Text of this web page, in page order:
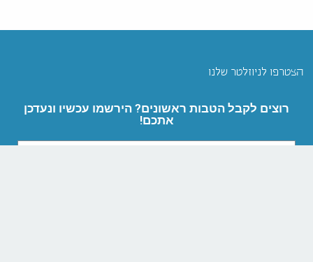
הצטרפו לניוזלטר שלנו
רוצים לקבל הטבות ראשונים? הירשמו עכשיו ונעדכן
אתכם!